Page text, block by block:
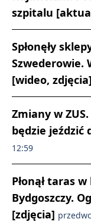
szpitalu
Spłonęły
Szwederowie.
[wideo, zdjęcia]
Zmiany w
będzie jeździć
12:59
Płonął taras
Bydgoszczy.
[zdjęcia]